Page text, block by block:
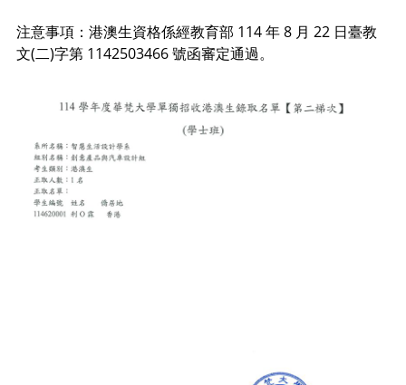
注意事項：港澳生資格係經教育部 114 年 8 月 22 日臺教
文(二)字第 1142503466 號函審定通過。